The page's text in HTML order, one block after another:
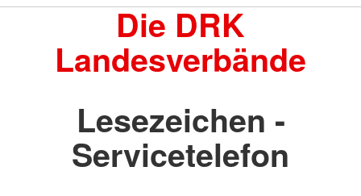
Die DRK
Landesverbände
Lesezeichen -
Servicetelefon